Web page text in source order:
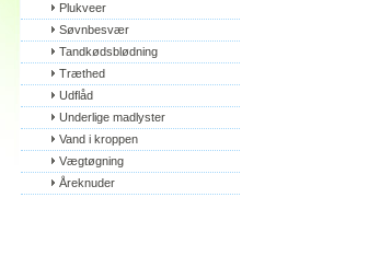
Plukveer
Søvnbesvær
Tandkødsblødning
Træthed
Udflåd
Underlige madlyster
Vand i kroppen
Vægtøgning
Åreknuder